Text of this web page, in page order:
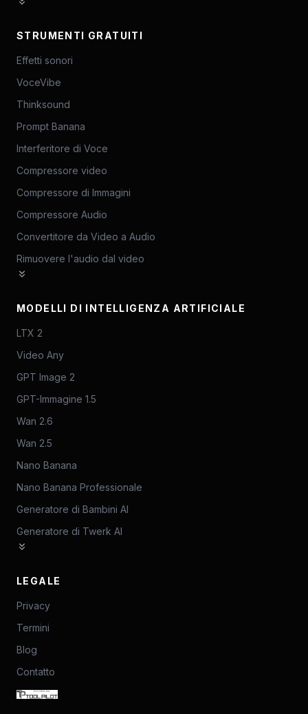
STRUMENTI GRATUITI
Effetti sonori
VoceVibe
Thinksound
Prompt Banana
Interferitore di Voce
Compressore video
Compressore di Immagini
Compressore Audio
Convertitore da Video a Audio
Rimuovere l'audio dal video
MODELLI DI INTELLIGENZA ARTIFICIALE
LTX 2
Video Any
GPT Image 2
GPT-Immagine 1.5
Wan 2.6
Wan 2.5
Nano Banana
Nano Banana Professionale
Generatore di Bambini AI
Generatore di Twerk AI
LEGALE
Privacy
Termini
Blog
Contatto